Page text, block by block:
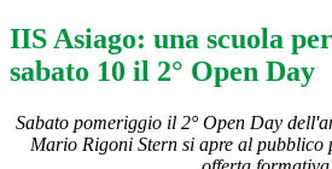
IIS Asiago: una scuola
sabato 10 il 2° Open Day
Sabato pomeriggio il 2° Open Day
Mario Rigoni Stern si apre al pubblico